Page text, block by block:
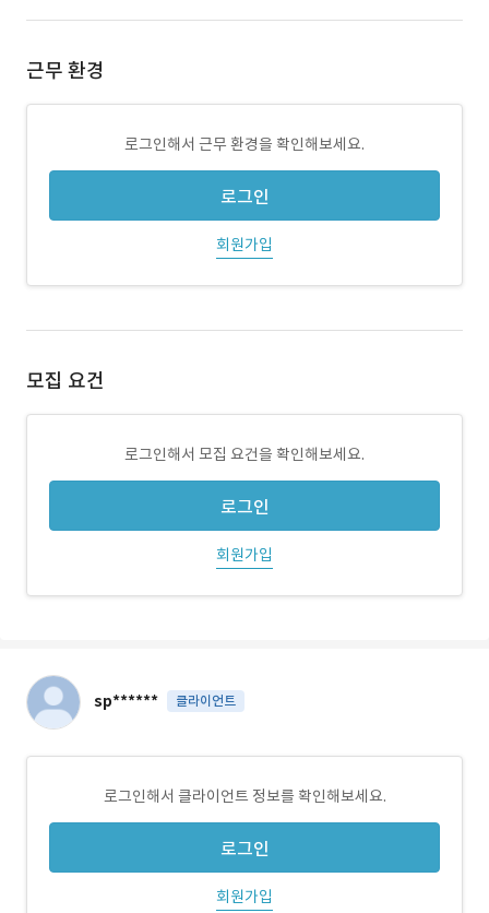
근무 환경
로그인해서 근무 환경을 확인해보세요.
로그인
회원가입
모집 요건
로그인해서 모집 요건을 확인해보세요.
로그인
회원가입
sp****** 클라이언트
로그인해서 클라이언트 정보를 확인해보세요.
로그인
회원가입